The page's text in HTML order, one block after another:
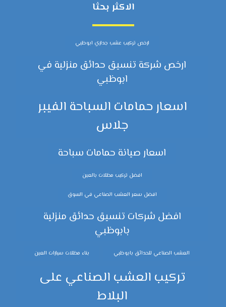
الاكثر بحثا
ارخص تركيب عشب جداري ابوظبي
ارخص شركة تنسيق حدائق منزلية في
ابوظبي
اسعار حمامات السباحة الفيبر
جلاس
اسعار صيانة حمامات سباحة
افضل تركيب مظلات بالعين
افضل سعر العشب الصناعي في السوق
افضل شركات تنسيق حدائق منزلية
بابوظبي
العشب الصناعي للحدائق بابوظبي بناء مظلات سيارات العين
تركيب العشب الصناعي على
البلاط